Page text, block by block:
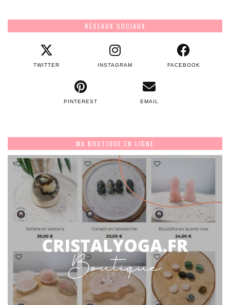
RÉSEAUX SOCIAUX
TWITTER INSTAGRAM FACEBOOK
PINTEREST EMAIL
MA BOUTIQUE EN LIGNE